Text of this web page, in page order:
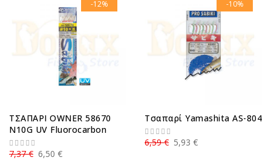
-12%
ΤΣΑΠΑΡΙ OWNER 58670
N10G UV Fluorocarbon
6,50 €
7,37 €
-10%
Τσαπαρί Yamashita AS-804
5,93 €
6,59 €